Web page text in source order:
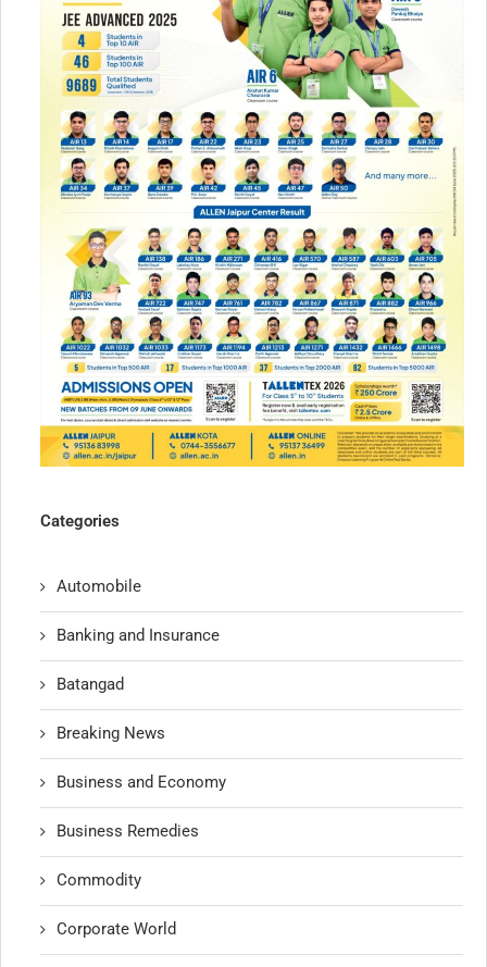
Categories
Automobile
Banking and Insurance
Batangad
Breaking News
Business and Economy
Business Remedies
Commodity
Corporate World